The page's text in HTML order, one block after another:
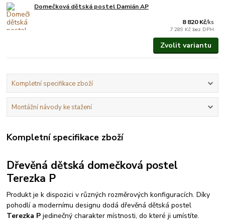
Domečková dětská postel Damián AP
8 820 Kč/ks
7 289 Kč bez DPH
Zvolit variantu
Kompletní specifikace zboží
Montážní návody ke stažení
Kompletní specifikace zboží
Dřevěná dětská domečková postel
Terezka P
Produkt je k dispozici v různých rozměrových konfiguracích. Díky
pohodlí a modernímu designu dodá dřevěná dětská postel
Terezka P jedinečný charakter místnosti, do které ji umístíte.